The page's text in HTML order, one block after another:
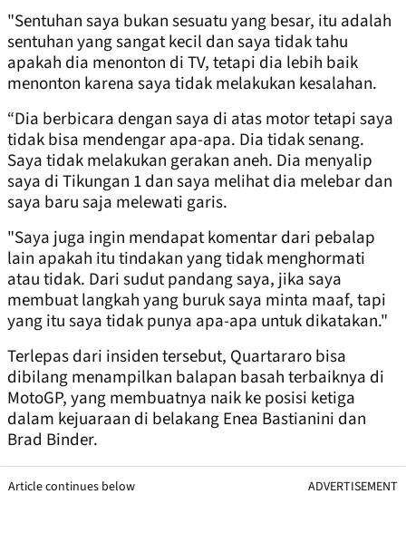
"Sentuhan saya bukan sesuatu yang besar, itu adalah
sentuhan yang sangat kecil dan saya tidak tahu
apakah dia menonton di TV, tetapi dia lebih baik
menonton karena saya tidak melakukan kesalahan.
“Dia berbicara dengan saya di atas motor tetapi saya
tidak bisa mendengar apa-apa. Dia tidak senang.
Saya tidak melakukan gerakan aneh. Dia menyalip
saya di Tikungan 1 dan saya melihat dia melebar dan
saya baru saja melewati garis.
"Saya juga ingin mendapat komentar dari pebalap
lain apakah itu tindakan yang tidak menghormati
atau tidak. Dari sudut pandang saya, jika saya
membuat langkah yang buruk saya minta maaf, tapi
yang itu saya tidak punya apa-apa untuk dikatakan."
Terlepas dari insiden tersebut, Quartararo bisa
dibilang menampilkan balapan basah terbaiknya di
MotoGP, yang membuatnya naik ke posisi ketiga
dalam kejuaraan di belakang Enea Bastianini dan
Brad Binder.
Article continues below ADVERTISEMENT